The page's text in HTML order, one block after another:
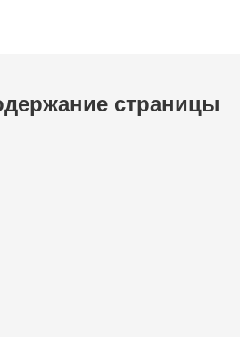
страницы